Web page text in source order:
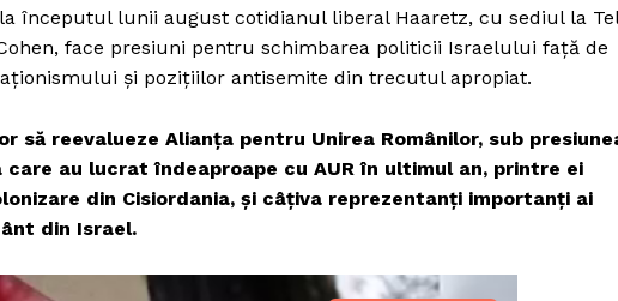
începutul lunii august cotidianul liberal Haaretz, cu sediul la Tel
face presiuni pentru schimbarea politicii Israelului față de
și pozițiilor antisemite din trecutul apropiat.
să reevalueze Alianța pentru Unirea Românilor, sub
au lucrat îndeaproape cu AUR în ultimul an, printre ei
din Cisiordania, și câțiva reprezentanți importanți ai
din Israel.